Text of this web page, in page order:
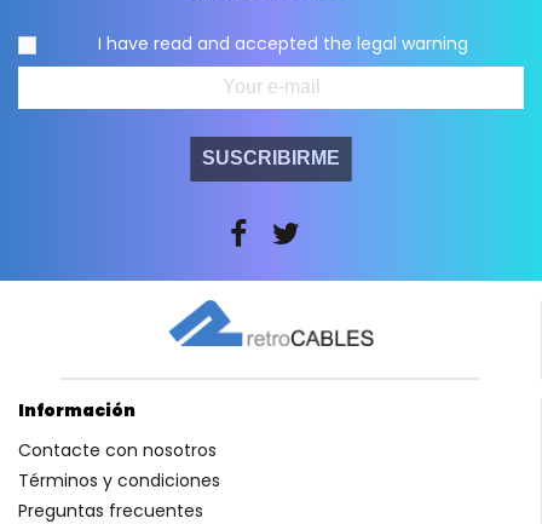
I have read and accepted the legal warning
SUSCRIBIRME
Información
Contacte con nosotros
Términos y condiciones
Preguntas frecuentes